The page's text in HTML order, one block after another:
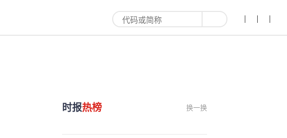
时报热榜 换一换